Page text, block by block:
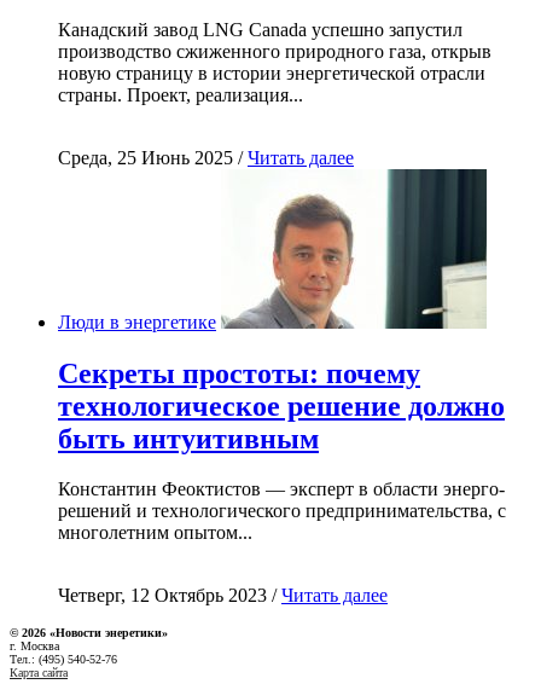
Канадский завод LNG Canada успешно запустил
производство сжиженного природного газа, открыв
новую страницу в истории энергетической отрасли
страны. Проект, реализация...
Среда, 25 Июнь 2025 /Читать далее
Люди в энергетике
Секреты простоты: почему
технологическое решение должно
быть интуитивным
Константин Феоктистов — эксперт в области энерго-
решений и технологического предпринимательства, с
многолетним опытом...
Четверг, 12 Октябрь 2023 /Читать далее
© 2026 «Новости энеретики»
г. Москва
Тел.: (495) 540-52-76
Карта сайта